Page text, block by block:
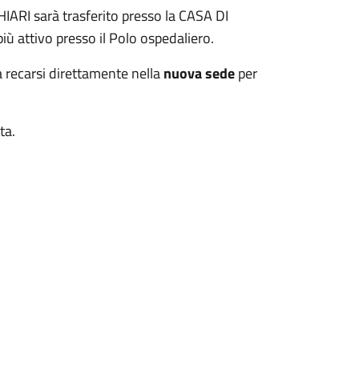
sarà trasferito presso la CASA DI
attivo presso il Polo ospedaliero.
direttamente nellanuova sedeper